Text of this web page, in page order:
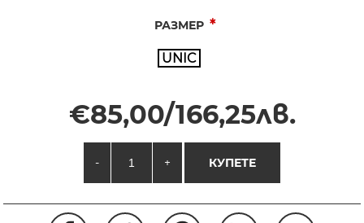
РАЗМЕР *
UNIC
€85,00/166,25лв.
- + КУПЕТЕ